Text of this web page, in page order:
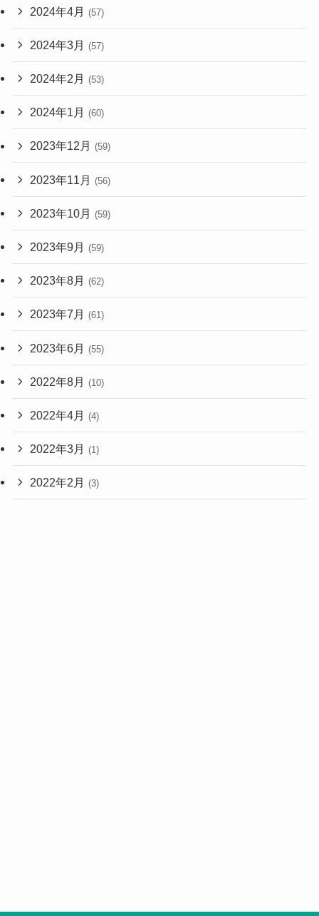
2024年4月 (57)
2024年3月 (57)
2024年2月 (53)
2024年1月 (60)
2023年12月 (59)
2023年11月 (56)
2023年10月 (59)
2023年9月 (59)
2023年8月 (62)
2023年7月 (61)
2023年6月 (55)
2022年8月 (10)
2022年4月 (4)
2022年3月 (1)
2022年2月 (3)